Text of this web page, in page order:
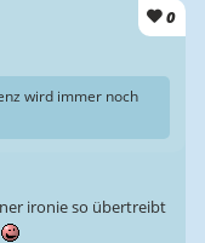
0
wird immer noch
ironie so übertreibt